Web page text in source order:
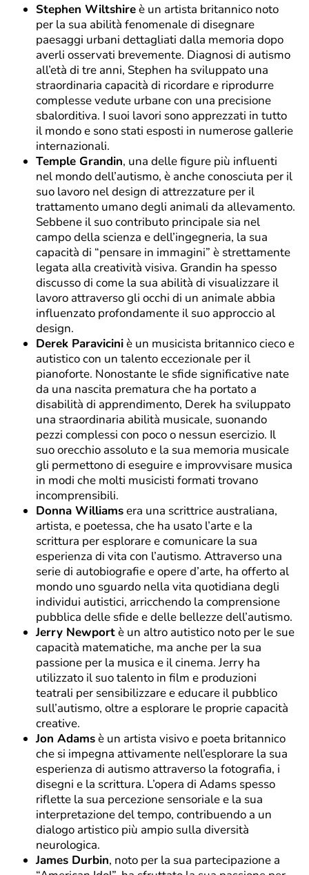
Stephen Wiltshireè un artista britannico noto
per la sua abilità fenomenale di disegnare
paesaggi urbani dettagliati dalla memoria dopo
averli osservati brevemente. Diagnosi di autismo
all’età di tre anni, Stephen ha sviluppato una
straordinaria capacità di ricordare e riprodurre
complesse vedute urbane con una precisione
sbalorditiva. I suoi lavori sono apprezzati in tutto
il mondo e sono stati esposti in numerose gallerie
internazionali.
Temple Grandin, una delle figure più influenti
nel mondo dell’autismo, è anche conosciuta per il
suo lavoro nel design di attrezzature per il
trattamento umano degli animali da allevamento.
Sebbene il suo contributo principale sia nel
campo della scienza e dell’ingegneria, la sua
capacità di “pensare in immagini” è strettamente
legata alla creatività visiva. Grandin ha spesso
discusso di come la sua abilità di visualizzare il
lavoro attraverso gli occhi di un animale abbia
influenzato profondamente il suo approccio al
design.
Derek Paraviciniè un musicista britannico cieco e
autistico con un talento eccezionale per il
pianoforte. Nonostante le sfide significative nate
da una nascita prematura che ha portato a
disabilità di apprendimento, Derek ha sviluppato
una straordinaria abilità musicale, suonando
pezzi complessi con poco o nessun esercizio. Il
suo orecchio assoluto e la sua memoria musicale
gli permettono di eseguire e improvvisare musica
in modi che molti musicisti formati trovano
incomprensibili.
Donna Williamsera una scrittrice australiana,
artista, e poetessa, che ha usato l’arte e la
scrittura per esplorare e comunicare la sua
esperienza di vita con l’autismo. Attraverso una
serie di autobiografie e opere d’arte, ha offerto al
mondo uno sguardo nella vita quotidiana degli
individui autistici, arricchendo la comprensione
pubblica delle sfide e delle bellezze dell’autismo.
Jerry Newportè un altro autistico noto per le sue
capacità matematiche, ma anche per la sua
passione per la musica e il cinema. Jerry ha
utilizzato il suo talento in film e produzioni
teatrali per sensibilizzare e educare il pubblico
sull’autismo, oltre a esplorare le proprie capacità
creative.
Jon Adamsè un artista visivo e poeta britannico
che si impegna attivamente nell’esplorare la sua
esperienza di autismo attraverso la fotografia, i
disegni e la scrittura. L’opera di Adams spesso
riflette la sua percezione sensoriale e la sua
interpretazione del tempo, contribuendo a un
dialogo artistico più ampio sulla diversità
neurologica.
James Durbin, noto per la sua partecipazione a